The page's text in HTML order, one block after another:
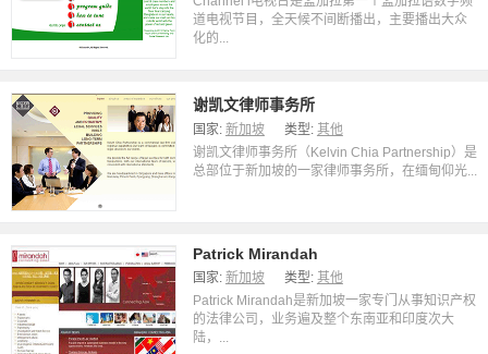
道电视节目，全天候不间断播出，主要播出大众
化的...
谢凯文律师事务所
国家: 新加坡 类型: 其他
谢凯文律师事务所（Kelvin Chia Partnership）是
总部位于新加坡的一家律师事务所，在缅甸仰光...
Patrick Mirandah
国家: 新加坡 类型: 其他
Patrick Mirandah是新加坡一家专门从事知识产权
的法律公司，业务遍及整个东南亚和印度次大
陆，...